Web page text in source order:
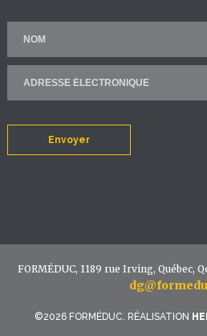
Envoyer
FORMÉDUC, 1189 rue Irving, Québec,
©2026 FORMÉDUC. RÉALISATION